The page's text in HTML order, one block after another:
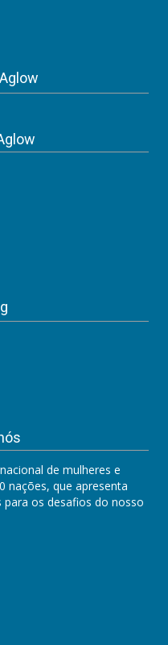
de mulheres e
nações, que apresenta
os desafios do nosso